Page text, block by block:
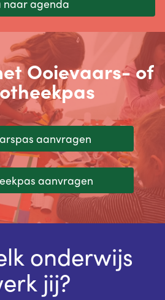
naar agenda
Ooievaars- of
aanvragen
aanvragen
onderwijs
jij?